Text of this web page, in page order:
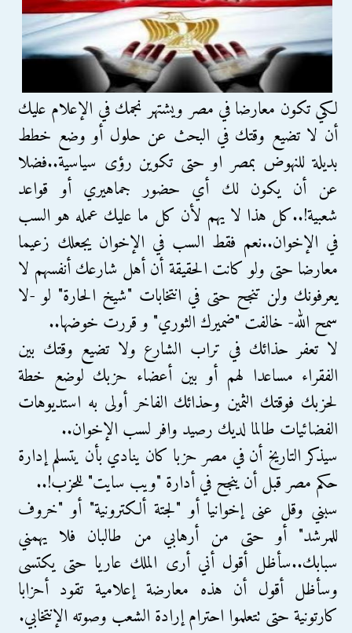
لكي تكون معارضا في مصر ويشتهر نجمك في الإعلام عليك
أن لا تضيع وقتك في البحث عن حلول أو وضع خطط
بديلة للنهوض بمصر او حتى تكوين رؤى سياسية..فضلا
عن أن يكون لك أي حضور جماهيري أو قواعد
شعبية!..كل هذا لا يهم لأن كل ما عليك عمله هو السب
في الإخوان..نعم فقط السب في الإخوان يجعلك زعيما
معارضا حتى ولو كانت الحقيقة أن أهل شارعك أنفسهم لا
يعرفونك ولن تنجح حتى في انتخابات "شيخ الحارة" لو -لا
سمح الله- خالفت "ضميرك الثوري" و قررت خوضها..
لا تعفر حذائك في تراب الشارع ولا تضيع وقتك بين
الفقراء مساعدا لهم أو بين أعضاء حزبك لوضع خطة
لحزبك فوقتك الثمين وحذائك الفاخر أولى به استديوهات
الفضائيات طالما لديك رصيد وافر لسب الإخوان..
سيذكر التاريخ أن في مصر حزبا كان ينادي بأن يتسلم إدارة
حكم مصر قبل أن ينجح في أدارة "ويب سايت" للحزب!..
سبني وقل عنى إخوانيا أو "لجتة ألكترونية" أو "خروف
للمرشد" أو حتى من أرهابي من طالبان فلا يهمني
سبابك..سأظل أقول أني أرى الملك عاريا حتى يكتسى
وسأظل أقول أن هذه معارضة إعلامية تقود أحزابا
كارتونية حتى تتعلموا احترام إرادة الشعب وصوته الإنتخابي.